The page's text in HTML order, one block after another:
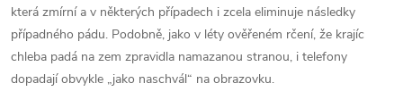
která zmírní a v některých případech i zcela eliminuje následky
případného pádu. Podobně, jako v léty ověřeném rčení, že krajíc
chleba padá na zem zpravidla namazanou stranou, i telefony
dopadají obvykle „jako naschvál“ na obrazovku.